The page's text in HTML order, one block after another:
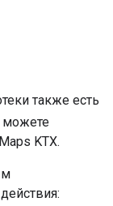
также есть
KTX.